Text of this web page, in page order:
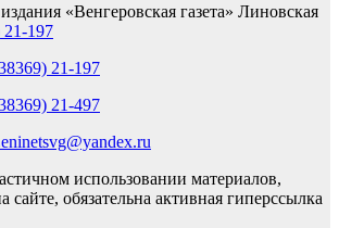
«Венгеровская газета» Линовская
21-197
21-197
21-497
использовании материалов,
обязательна активная гиперссылка